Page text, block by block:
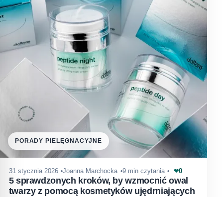
PORADY PIELĘGNACYJNE
31 stycznia 2026 Joanna Marchocka 9 min czytania ❤0
5 sprawdzonych kroków, by wzmocnić owal
twarzy z pomocą kosmetyków ujędrniających